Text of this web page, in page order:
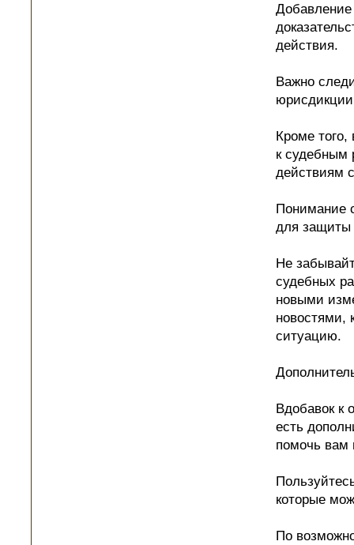
действия.
Важно
Кроме
к судебным
действиям
Понимание
для защиты
Не
судебных
новыми
новостями,
ситуацию.
Вдобавок к
есть
помочь вам
которые
По